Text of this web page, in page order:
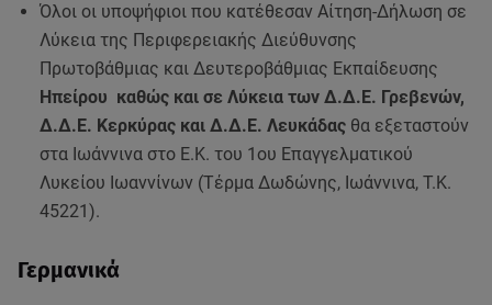
Όλοι οι υποψήφιοι που κατέθεσαν Αίτηση-Δήλωση σε
Λύκεια της Περιφερειακής Διεύθυνσης
Πρωτοβάθμιας και Δευτεροβάθμιας Εκπαίδευσης
Ηπείρου καθώς και σε Λύκεια των Δ.Δ.Ε. Γρεβενών,
Δ.Δ.Ε. Κερκύρας και Δ.Δ.Ε. Λευκάδας θα εξεταστούν
στα Ιωάννινα στο Ε.Κ. του 1ου Επαγγελματικού
Λυκείου Ιωαννίνων (Τέρμα Δωδώνης, Ιωάννινα, Τ.Κ.
45221).
Γερμανικά